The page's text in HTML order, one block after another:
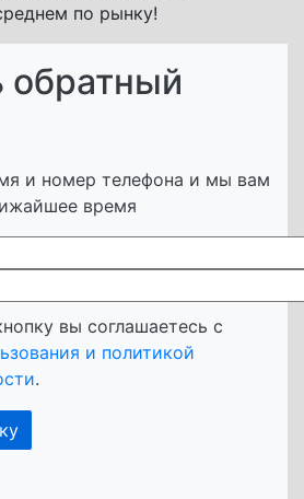
по рынку!
обратный
и номер телефона и мы вам
время
вы соглашаетесь с
и политикой
.